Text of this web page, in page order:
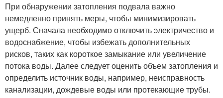
При обнаружении затопления подвала важно
немедленно принять меры, чтобы минимизировать
ущерб. Сначала необходимо отключить электричество и
водоснабжение, чтобы избежать дополнительных
рисков, таких как короткое замыкание или увеличение
потока воды. Далее следует оценить объем затопления и
определить источник воды, например, неисправность
канализации, дождевые воды или протекающие трубы.